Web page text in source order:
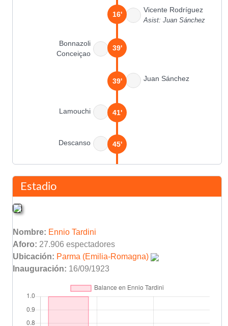
Vicente Rodríguez
Asist: Juan Sánchez
16'
Bonnazoli
Conceiçao
39'
Juan Sánchez
39'
Lamouchi 41'
Descanso 45'
45'
Amoroso
46'
Mboma
46'
Estadio
Nombre: Ennio Tardini
Aforo: 27.906 espectadores
Ubicación: Parma (Emilia-Romagna)
Inauguración: 16/09/1923